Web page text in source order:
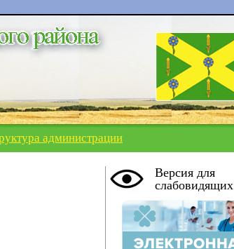
администрации
Версия для
слабовидящих